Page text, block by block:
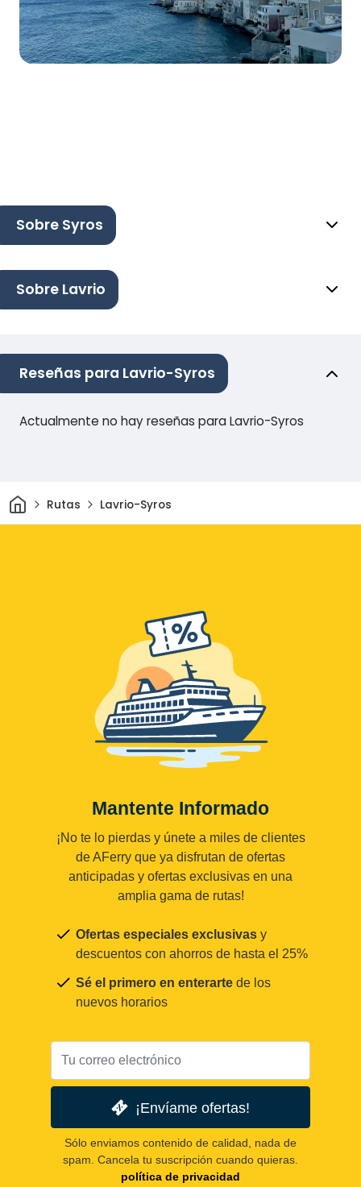
Sobre Syros
Sobre Lavrio
Reseñas para Lavrio-Syros
Actualmente no hay reseñas para Lavrio-Syros
InicioRutas Lavrio-Syros
Mantente Informado
¡No te lo pierdas y únete a miles de clientes
de AFerry que ya disfrutan de ofertas
anticipadas y ofertas exclusivas en una
amplia gama de rutas!
Ofertas especiales exclusivas y
descuentos con ahorros de hasta el 25%
Sé el primero en enterarte de los
nuevos horarios
¡Envíame ofertas!
Sólo enviamos contenido de calidad, nada de
spam. Cancela tu suscripción cuando quieras.
política de privacidad